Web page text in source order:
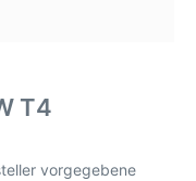
T4
vorgegebene